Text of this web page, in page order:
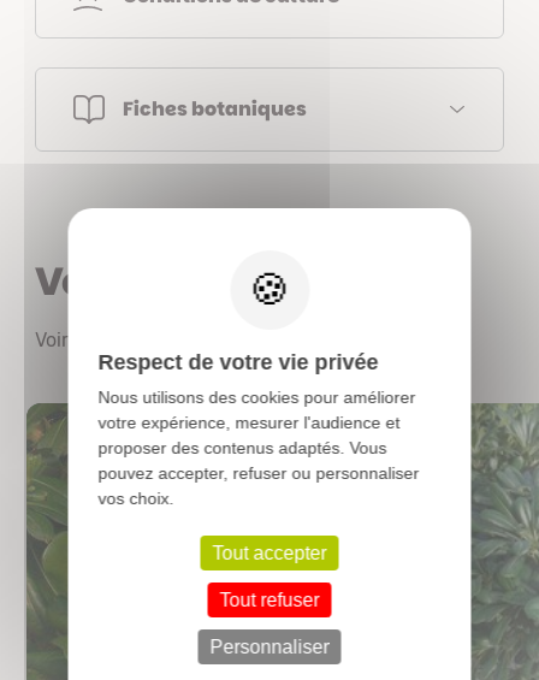
Fiches botaniques
Vous aimerez aussi
Voir les autres produits
Respect de votre vie privée
Nous utilisons des cookies pour améliorer
votre expérience, mesurer l'audience et
proposer des contenus adaptés. Vous
pouvez accepter, refuser ou personnaliser
vos choix.
Tout accepter
Tout refuser
Personnaliser